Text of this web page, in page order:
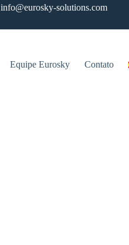
info@eurosky-solutions.com
Equipe Eurosky Contato